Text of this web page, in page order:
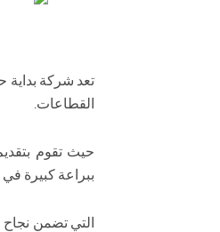
تعد شركة
القطاعات.
حيث تقوم
ببراعة كبيرة
التي تضمن